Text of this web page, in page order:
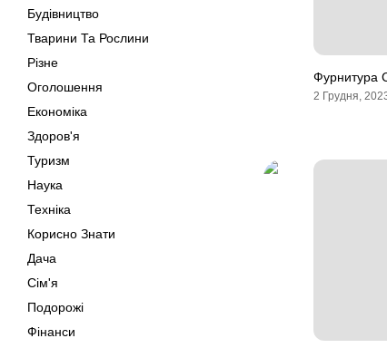
Будівництво
Тварини Та Рослини
Різне
Оголошення
Економіка
Здоров'я
Туризм
Наука
Техніка
Корисно Знати
Дача
Сім'я
Подорожі
Фінанси
Фурнитура
2 Грудня,